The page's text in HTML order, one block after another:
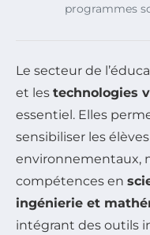
programmes
Le secteur de
et les technologies
essentiel. Elles
sensibiliser les
environnementaux,
compétences en
ingénierie et
intégrant des outils